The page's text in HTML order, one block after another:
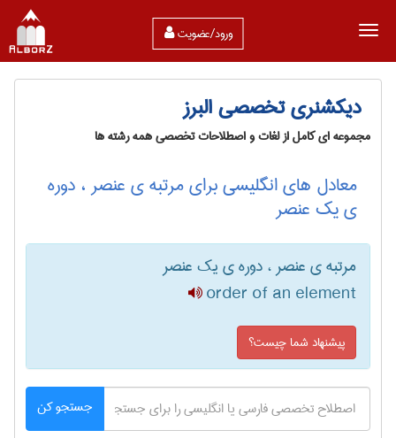
ورود/عضویت
دیکشنری تخصصی البرز
مجموعه ای کامل از لغات و اصطلاحات تخصصی همه رشته ها
معادل های انگلیسی برای مرتبه ی عنصر ، دوره
ی یک عنصر
مرتبه ی عنصر ، دوره ی یک عنصر
order of an element
پیشنهاد شما چیست؟
جستجو کن